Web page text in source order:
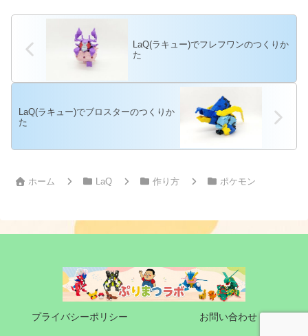
LaQ(ラキュー)でフレフワンのつくりか
た
LaQ(ラキュー)でブロスターのつくりか
た
ホーム LaQ 作り方 ポケモン
プライバシーポリシー お問い合わせ